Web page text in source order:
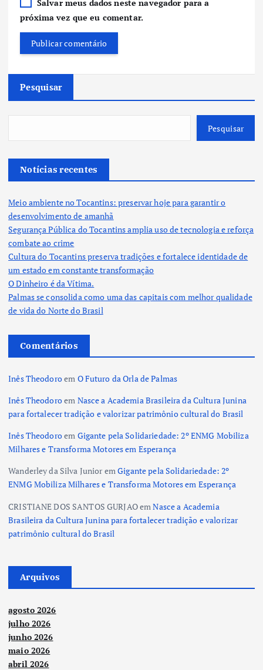
Salvar meus dados neste navegador para a
próxima vez que eu comentar.
Pesquisar
Pesquisar
Notícias recentes
Meio ambiente no Tocantins: preservar hoje para garantir o
desenvolvimento de amanhã
Segurança Pública do Tocantins amplia uso de tecnologia e reforça
combate ao crime
Cultura do Tocantins preserva tradições e fortalece identidade de
um estado em constante transformação
O Dinheiro é da Vítima.
Palmas se consolida como uma das capitais com melhor qualidade
de vida do Norte do Brasil
Comentários
Inês Theodoroem O Futuro da Orla de Palmas
Inês Theodoroem Nasce a Academia Brasileira da Cultura Junina
para fortalecer tradição e valorizar patrimônio cultural do Brasil
Inês Theodoroem Gigante pela Solidariedade: 2º ENMG Mobiliza
Milhares e Transforma Motores em Esperança
Wanderley da Silva JunioremGigante pela Solidariedade: 2º
ENMG Mobiliza Milhares e Transforma Motores em Esperança
CRISTIANE DOS SANTOS GURJAOemNasce a Academia
Brasileira da Cultura Junina para fortalecer tradição e valorizar
patrimônio cultural do Brasil
Arquivos
agosto 2026
julho 2026
junho 2026
maio 2026
abril 2026